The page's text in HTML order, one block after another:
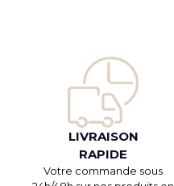
LIVRAISON
RAPIDE
Votre commande sous